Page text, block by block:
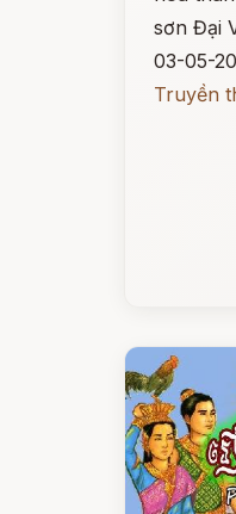
sơn Đại
03-05-
Truyền